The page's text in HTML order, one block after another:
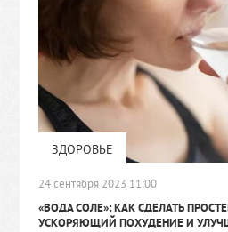
ЗДОРОВЬЕ
24 сентября 2023 11:00
«ВОДА СОЛЕ»: КАК СДЕЛАТЬ
УСКОРЯЮЩИЙ ПОХУДЕНИЕ И